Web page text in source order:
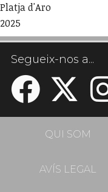
Platja d'Aro
2025
Segueix-nos a...
QUI SOM
AVÍS LEGAL